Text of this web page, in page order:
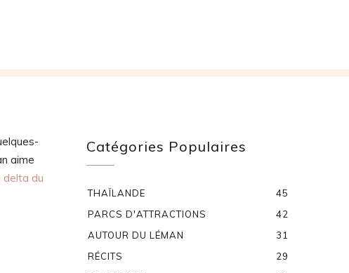
aime
delta du
Catégories Populaires
THAÏLANDE
45
PARCS D'ATTRACTIONS
42
AUTOUR DU LÉMAN
31
RÉCITS
29